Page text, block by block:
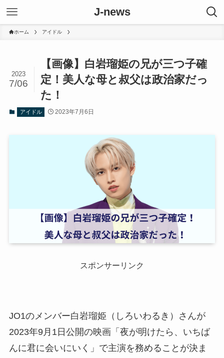
J-news
ホーム アイドル
【画像】白岩瑠姫の兄が三つ子確
定！美人な母と叔父は政治家だっ
た！
2023
7/06
アイドル 2023年7月6日
スポンサーリンク
JO1のメンバー白岩瑠姫（しろいわるき）さんが
2023年9月1日公開の映画「夜が明けたら、いちば
んに君に会いにいく」で主演を務めることが決ま